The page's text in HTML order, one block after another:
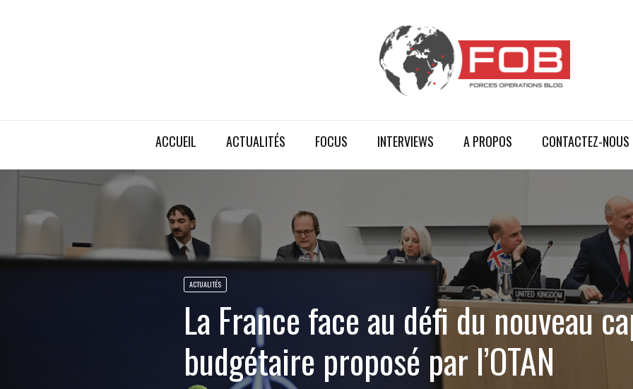
ACCUEIL ACTUALITÉS FOCUS INTERVIEWS A PROPOS CONTACTEZ-NOUS
ACTUALITÉS
La France face au défi du nouveau
budgétaire proposé par l’OTAN